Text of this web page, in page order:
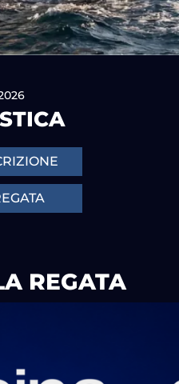
REGATA